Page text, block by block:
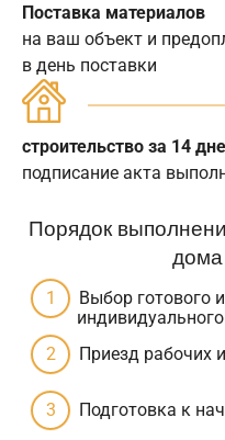
Поставка материалов
на ваш объект и
в день поставки
строительство за 14
подписание акта
Порядок
Выбор готового
Приезд рабочих
Подготовка к